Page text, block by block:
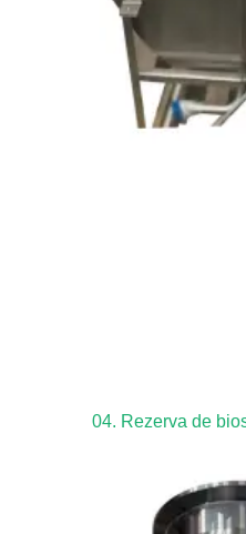
04. Rezerva de